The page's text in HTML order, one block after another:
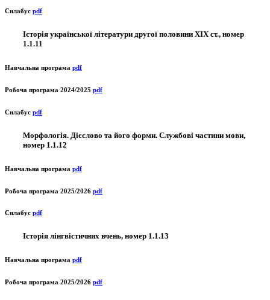
Силабус pdf
Історія української літератури другої половини ХІХ ст., номер
1.1.11
Навчальна програма pdf
Робоча програма 2024/2025 pdf
Силабус pdf
Морфологія. Дієслово та його форми. Службові частини мови,
номер 1.1.12
Навчальна програма pdf
Робоча програма 2025/2026 pdf
Силабус pdf
Історія лінгвістичних вчень, номер 1.1.13
Навчальна програма pdf
Робоча програма 2025/2026 pdf